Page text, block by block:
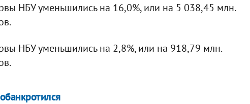
НБУ уменьшились на 16,0%, или на 5 038,45 млн.
НБУ уменьшились на 2,8%, или на 918,79 млн.